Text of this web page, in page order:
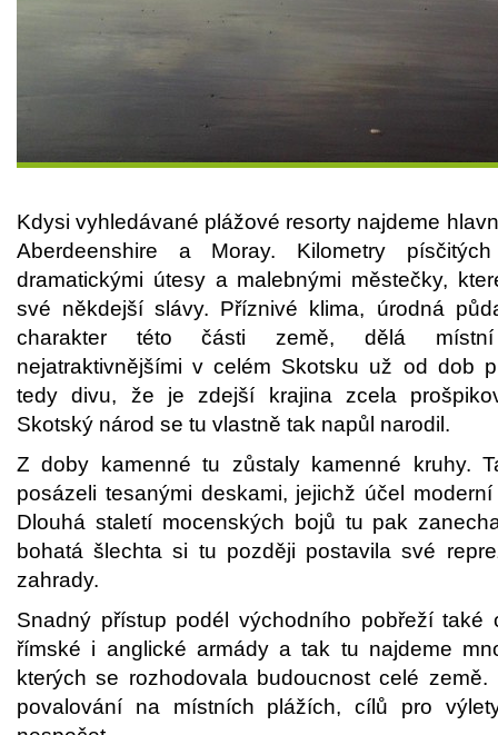
Kdysi vyhledávané plážové resorty najdeme
Aberdeenshire a Moray. Kilometry
dramatickými útesy a malebnými městečky,
své někdejší slávy. Příznivé klima, úrodná
charakter této části země, dělá místní
nejatraktivnějšími v celém Skotsku už od dob
tedy divu, že je zdejší krajina zcela
Skotský národ se tu vlastně tak napůl narodil.
Z doby kamenné tu zůstaly kamenné kruhy.
posázeli tesanými deskami, jejichž účel
Dlouhá staletí mocenských bojů tu pak
bohatá šlechta si tu později postavila své
zahrady.
Snadný přístup podél východního pobřeží také
římské i anglické armády a tak tu najdeme
kterých se rozhodovala budoucnost celé
povalování na místních plážích, cílů pro